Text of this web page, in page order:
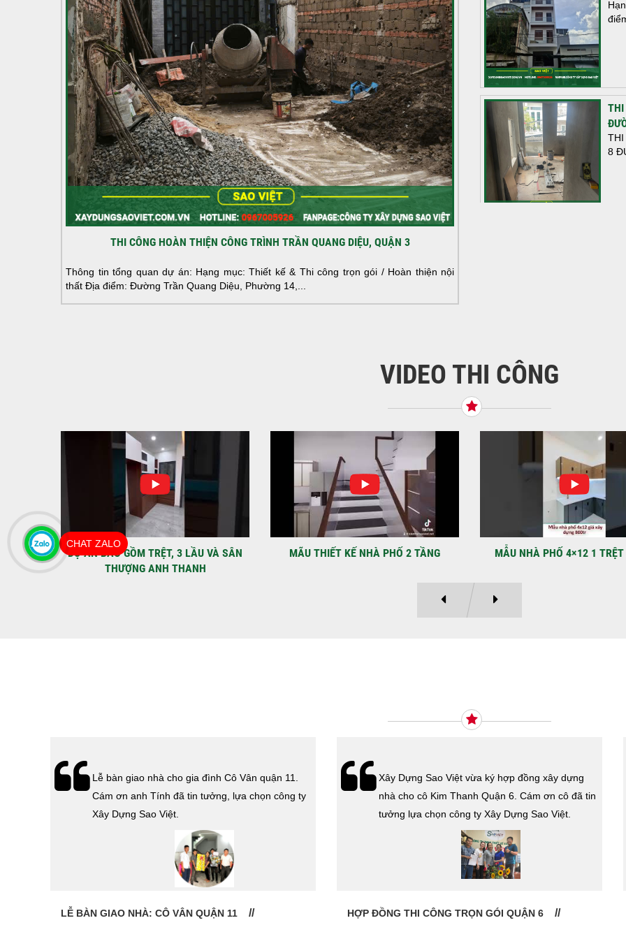
THI CÔNG HOÀN THIỆN CÔNG TRÌNH TRẦN QUANG DIỆU, QUẬN 3
Thông tin tổng quan dự án: Hạng mục: Thiết kế & Thi công trọn gói / Hoàn thiện nội
thất Địa điểm: Đường Trần Quang Diệu, Phường 14,...
THI
8
Địa
Kỳ
VIDEO THI CÔNG
DỰ ÁN BAO GỒM TRỆT, 3 LẦU VÀ SÂN
THƯỢNG ANH THANH
MÃU THIẾT KẾ NHÀ PHỐ 2 TẦNG MẪU NHÀ PHỐ 4×12 1
Lễ bàn giao nhà cho gia đình Cô Vân quận 11.
Cám ơn anh Tính đã tin tưởng, lựa chọn công ty
Xây Dựng Sao Việt.
LỄ BÀN GIAO NHÀ: CÔ VÂN QUẬN 11
Xây Dựng Sao Việt vừa ký hợp đồng xây dựng
nhà cho cô Kim Thanh Quận 6. Cám ơn cô đã tin
tưởng lựa chọn công ty Xây Dựng Sao Việt.
HỢP ĐỒNG THI CÔNG TRỌN GÓI QUẬN 6
CHAT ZALO